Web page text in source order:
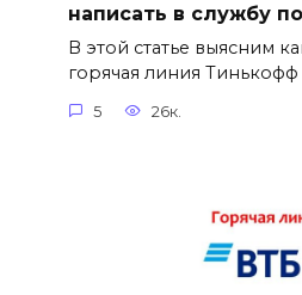
написать в службу
В этой статье выясним
горячая линия Тинькофф
5 26к.